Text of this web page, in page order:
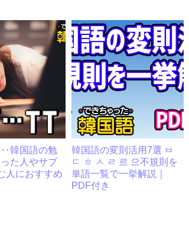
韓国語の勉
た人やサブ
人におすすめ
韓国語の変則活用7選 ㅂ
ㄷ ㅎ ㅅ ㄹ 르 으不規則を
単語一覧で一挙解説｜
PDF付き